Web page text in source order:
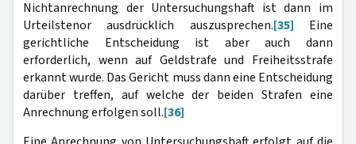
Nichtanrechnung der Untersuchungshaft ist dann im
Urteilstenor ausdrücklich auszusprechen.[35] Eine
gerichtliche Entscheidung ist aber auch dann
erforderlich, wenn auf Geldstrafe und Freiheitsstrafe
erkannt wurde. Das Gericht muss dann eine Entscheidung
darüber treffen, auf welche der beiden Strafen eine
Anrechnung erfolgen soll.[36]